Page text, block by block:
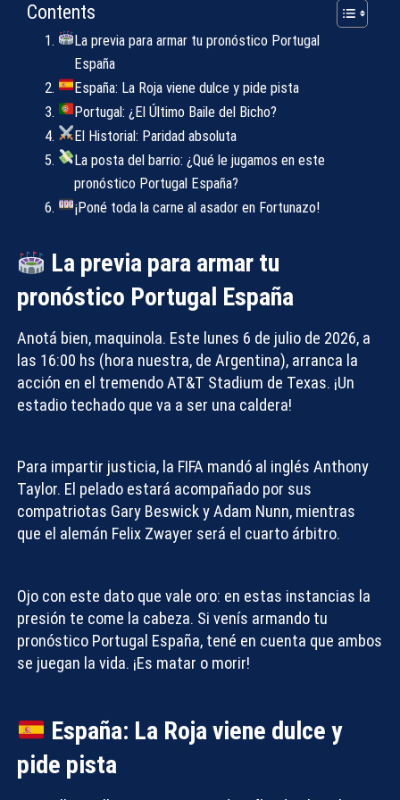
Contents
La previa para armar tu pronóstico Portugal
España
España: La Roja viene dulce y pide pista
Portugal: ¿El Último Baile del Bicho?
El Historial: Paridad absoluta
La posta del barrio: ¿Qué le jugamos en este
pronóstico Portugal España?
¡Poné toda la carne al asador en Fortunazo!
La previa para armar tu
pronóstico Portugal España
Anotá bien, maquinola. Este lunes 6 de julio de 2026, a
las 16:00 hs (hora nuestra, de Argentina), arranca la
acción en el tremendo AT&T Stadium de Texas. ¡Un
estadio techado que va a ser una caldera!
Para impartir justicia, la FIFA mandó al inglés Anthony
Taylor. El pelado estará acompañado por sus
compatriotas Gary Beswick y Adam Nunn, mientras
que el alemán Felix Zwayer será el cuarto árbitro.
Ojo con este dato que vale oro: en estas instancias la
presión te come la cabeza. Si venís armando tu
pronóstico Portugal España, tené en cuenta que ambos
se juegan la vida. ¡Es matar o morir!
España: La Roja viene dulce y
pide pista